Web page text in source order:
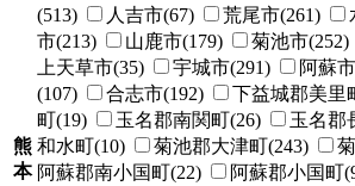
熊
本
(513)
人吉市(67) 荒尾市(261)
市(213)
山鹿市(179) 菊池市(252)
上天草市(35)
宇城市(291) 阿蘇
(107)
合志市(192) 下益城郡美里
町(19)
玉名郡南関町(26) 玉名郡
和水町(10)
菊池郡大津町(243)
阿蘇郡南小国町(22)
阿蘇郡小国町